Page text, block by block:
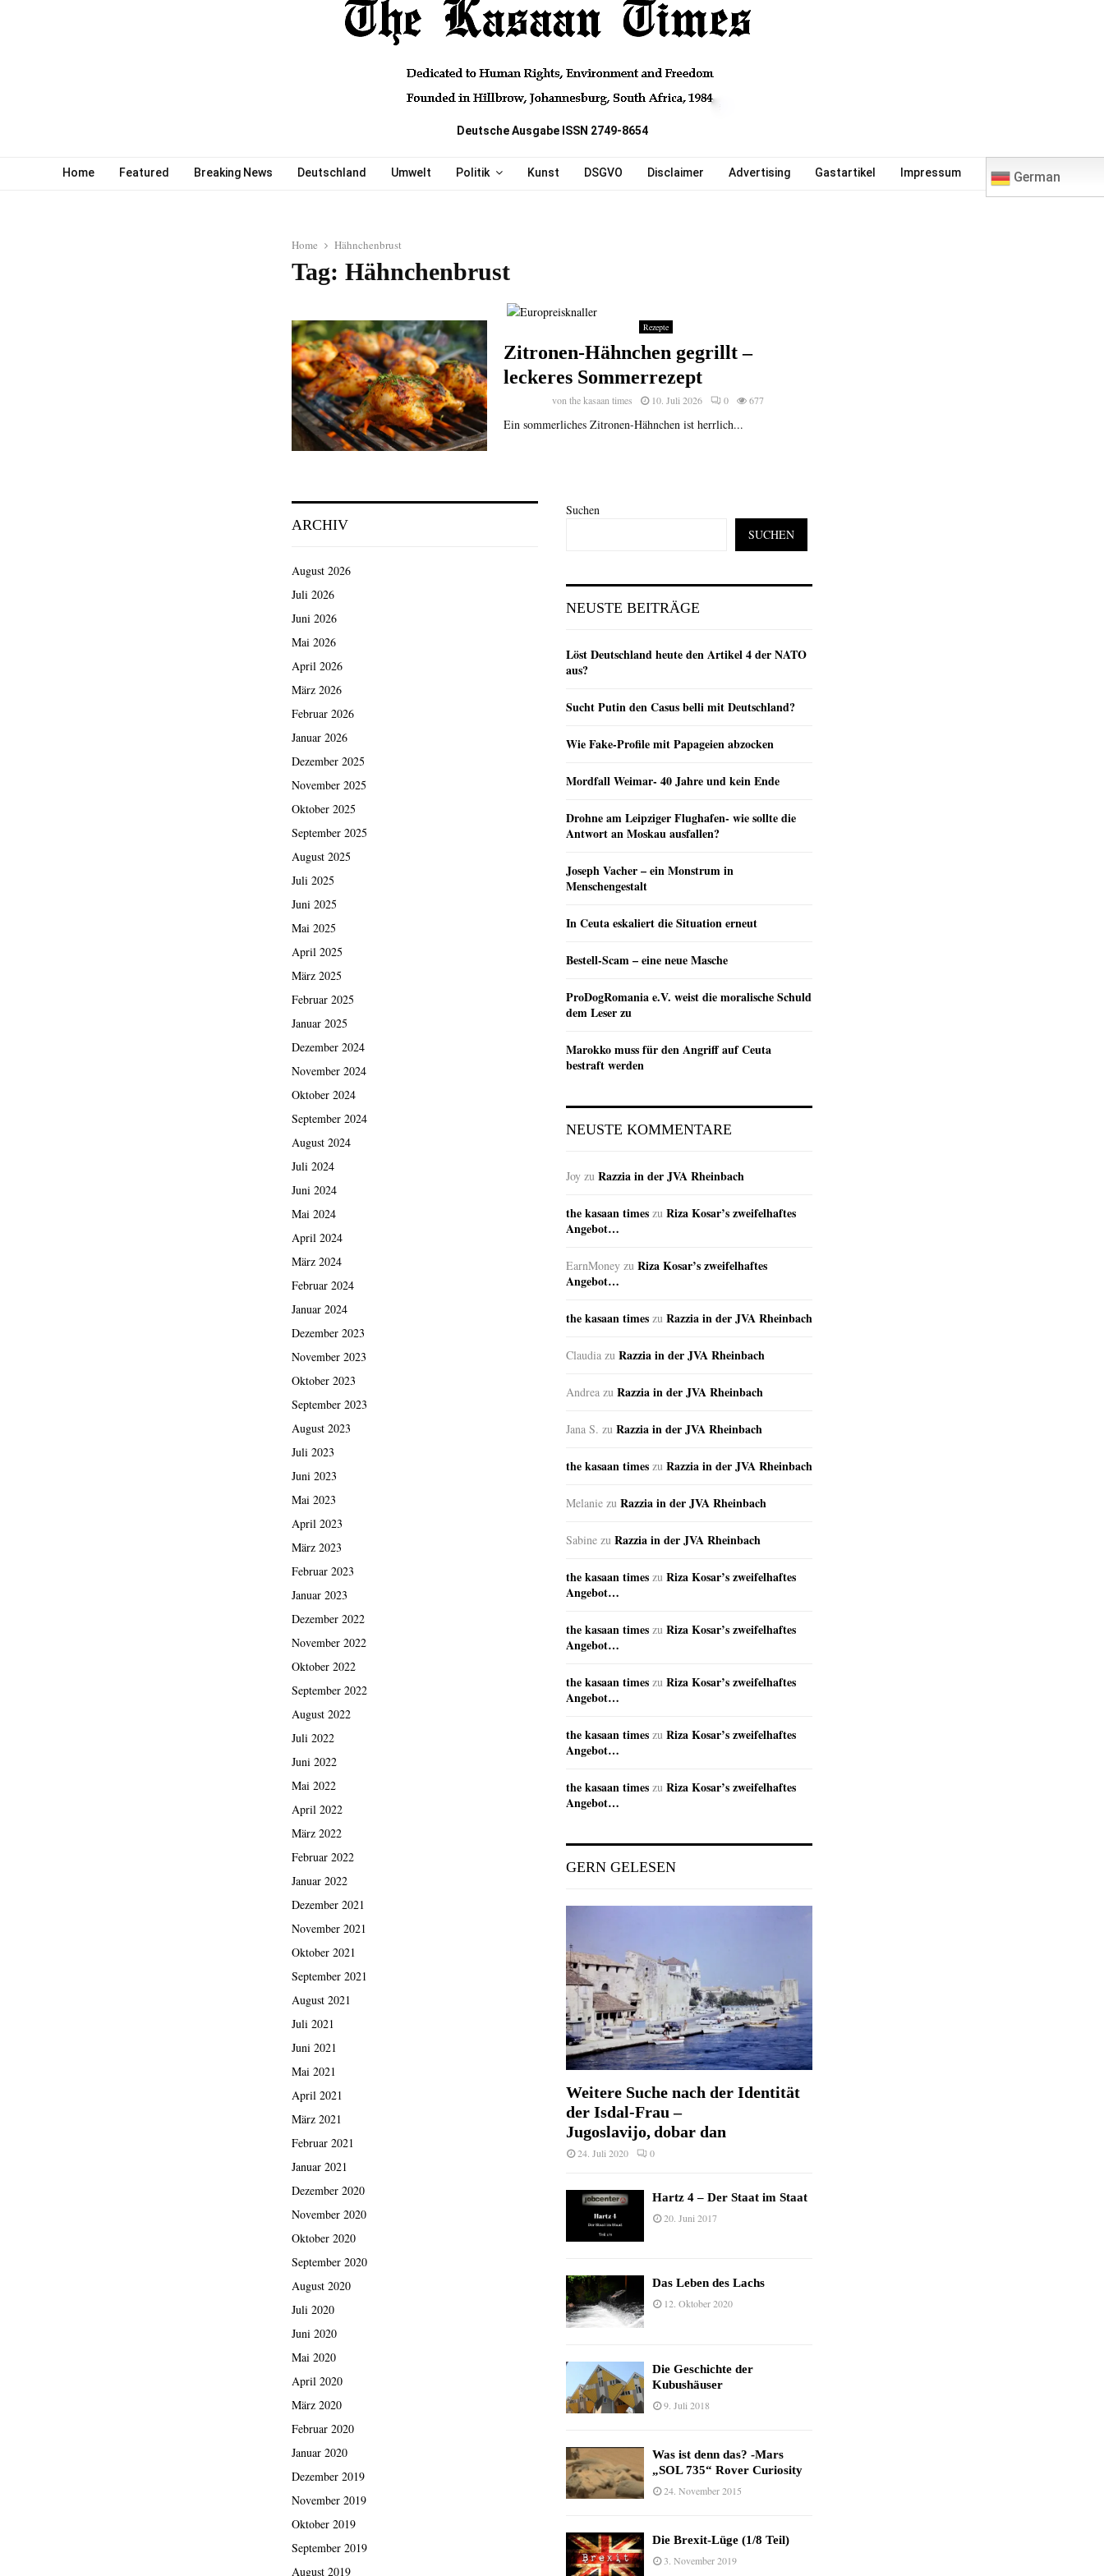
Deutsche Ausgabe ISSN 2749-8654
Home Featured Breaking News Deutschland Umwelt Politik Kunst DSGVO Disclaimer Advertising Gastartikel Impressum German
Home Hähnchenbrust
Tag: Hähnchenbrust
Rezepte
Zitronen-Hähnchen gegrillt –
leckeres Sommerrezept
vonthe kasaan times 10. Juli 2026 0 677
Ein sommerliches Zitronen-Hähnchen ist herrlich...
ARCHIV
August 2026
Juli 2026
Juni 2026
Mai 2026
April 2026
März 2026
Februar 2026
Januar 2026
Dezember 2025
November 2025
Oktober 2025
September 2025
August 2025
Juli 2025
Juni 2025
Mai 2025
April 2025
März 2025
Februar 2025
Januar 2025
Dezember 2024
November 2024
Oktober 2024
September 2024
August 2024
Juli 2024
Juni 2024
Mai 2024
April 2024
März 2024
Februar 2024
Januar 2024
Dezember 2023
November 2023
Oktober 2023
September 2023
August 2023
Juli 2023
Juni 2023
Mai 2023
April 2023
März 2023
Februar 2023
Januar 2023
Dezember 2022
November 2022
Oktober 2022
September 2022
August 2022
Juli 2022
Juni 2022
Mai 2022
April 2022
März 2022
Februar 2022
Januar 2022
Dezember 2021
November 2021
Oktober 2021
September 2021
August 2021
Juli 2021
Juni 2021
Mai 2021
April 2021
März 2021
Februar 2021
Januar 2021
Dezember 2020
November 2020
Oktober 2020
September 2020
August 2020
Juli 2020
Juni 2020
Mai 2020
April 2020
März 2020
Februar 2020
Januar 2020
Dezember 2019
November 2019
Oktober 2019
September 2019
August 2019
Suchen
SUCHEN
NEUSTE BEITRÄGE
Löst Deutschland heute den Artikel 4 der NATO
aus?
Sucht Putin den Casus belli mit Deutschland?
Wie Fake-Profile mit Papageien abzocken
Mordfall Weimar- 40 Jahre und kein Ende
Drohne am Leipziger Flughafen- wie sollte die
Antwort an Moskau ausfallen?
Joseph Vacher – ein Monstrum in
Menschengestalt
In Ceuta eskaliert die Situation erneut
Bestell-Scam – eine neue Masche
ProDogRomania e.V. weist die moralische Schuld
dem Leser zu
Marokko muss für den Angriff auf Ceuta
bestraft werden
NEUSTE KOMMENTARE
Joy zu Razzia in der JVA Rheinbach
the kasaan times zu Riza Kosar’s zweifelhaftes
Angebot…
EarnMoney zu Riza Kosar’s zweifelhaftes
Angebot…
the kasaan times zu Razzia in der JVA Rheinbach
Claudia zu Razzia in der JVA Rheinbach
Andrea zu Razzia in der JVA Rheinbach
Jana S. zu Razzia in der JVA Rheinbach
the kasaan times zu Razzia in der JVA Rheinbach
Melanie zu Razzia in der JVA Rheinbach
Sabine zu Razzia in der JVA Rheinbach
the kasaan times zu Riza Kosar’s zweifelhaftes
Angebot…
the kasaan times zu Riza Kosar’s zweifelhaftes
Angebot…
the kasaan times zu Riza Kosar’s zweifelhaftes
Angebot…
the kasaan times zu Riza Kosar’s zweifelhaftes
Angebot…
the kasaan times zu Riza Kosar’s zweifelhaftes
Angebot…
GERN GELESEN
Weitere Suche nach der Identität
der Isdal-Frau –
Jugoslavijo, dobar dan
24. Juli 2020 0
Hartz 4 – Der Staat im Staat
20. Juni 2017
Das Leben des Lachs
12. Oktober 2020
Die Geschichte der
Kubushäuser
9. Juli 2018
Was ist denn das? -Mars
„SOL 735“ Rover Curiosity
24. November 2015
Die Brexit-Lüge (1/8 Teil)
3. November 2019